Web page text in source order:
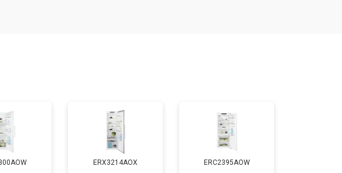
мин от 1810 ₽ Заказать
ERX3214AOX ERC2395AOW